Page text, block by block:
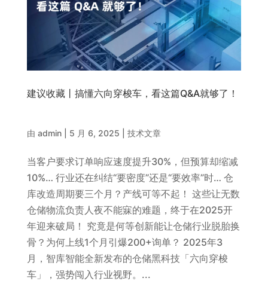
建议收藏丨搞懂六向穿梭车，看这篇Q&A就够了！
由 admin| 5 月 6, 2025 技术文章
当客户要求订单响应速度提升30%，但预算却缩减
10%… 行业还在纠结“要密度”还是“要效率”时… 仓
库改造周期要三个月？产线可等不起！ 这些让无数
仓储物流负责人夜不能寐的难题，终于在2025开
年迎来破局！ 究竟是何等创新能让仓储行业脱胎换
骨？为何上线1个月引爆200+询单？ 2025年3
月，智库智能全新发布的仓储黑科技「六向穿梭
车」，强势闯入行业视野。...